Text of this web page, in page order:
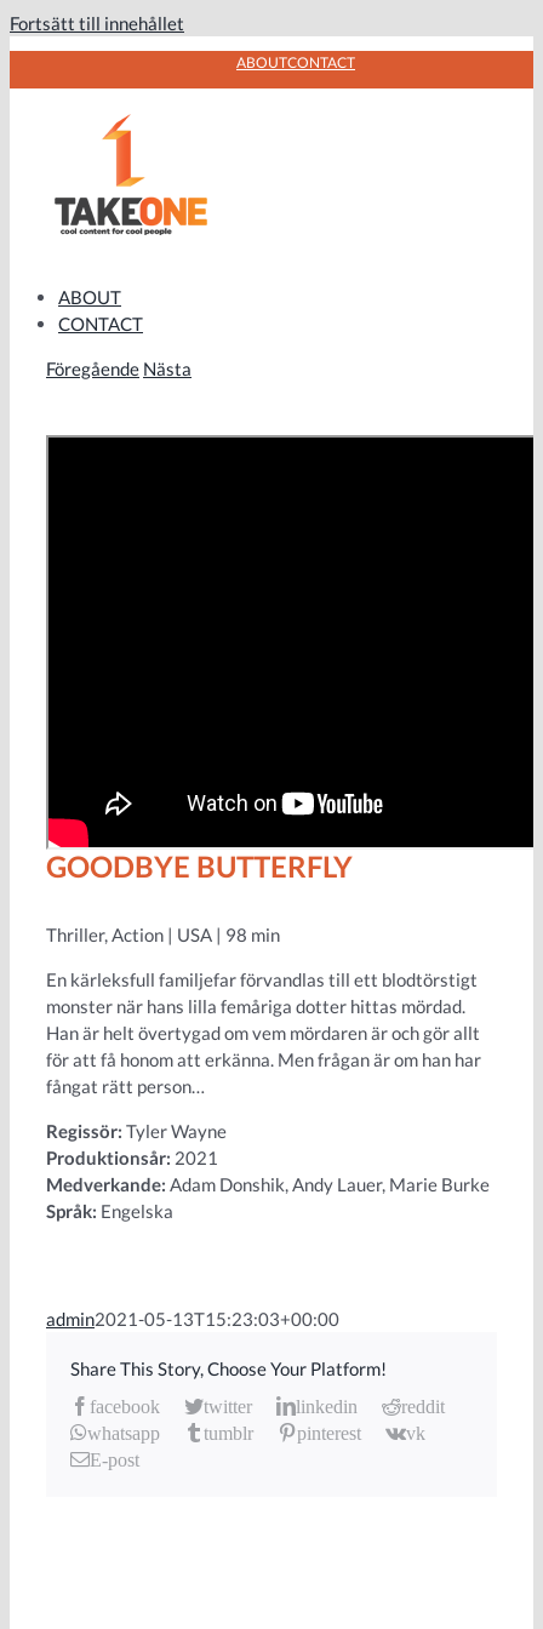
Fortsätt till innehållet
ABOUTCONTACT
ABOUT
CONTACT
Föregående Nästa
GOODBYE BUTTERFLY
Thriller, Action | USA | 98 min
En kärleksfull familjefar förvandlas till ett blodtörstigt
monster när hans lilla femåriga dotter hittas mördad.
Han är helt övertygad om vem mördaren är och gör allt
för att få honom att erkänna. Men frågan är om han har
fångat rätt person…
Regissör: Tyler Wayne
Produktionsår: 2021
Medverkande: Adam Donshik, Andy Lauer, Marie Burke
Språk: Engelska
admin2021-05-13T15:23:03+00:00
Share This Story, Choose Your Platform!
facebook twitter linkedin
reddit
whatsapp
tumblr pinterest
vk
E-post